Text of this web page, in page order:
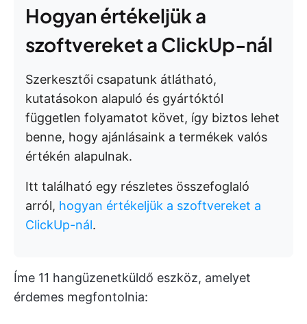
Hogyan értékeljük a
szoftvereket a ClickUp-nál
Szerkesztői csapatunk átlátható,
kutatásokon alapuló és gyártóktól
független folyamatot követ, így biztos lehet
benne, hogy ajánlásaink a termékek valós
értékén alapulnak.
Itt található egy részletes összefoglaló
arról, hogyan értékeljük a szoftvereket a
ClickUp-nál.
Íme 11 hangüzenetküldő eszköz, amelyet
érdemes megfontolnia: